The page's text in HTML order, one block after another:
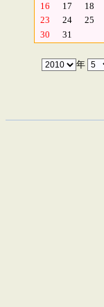
16
17 18
23
24 25
30
31
年